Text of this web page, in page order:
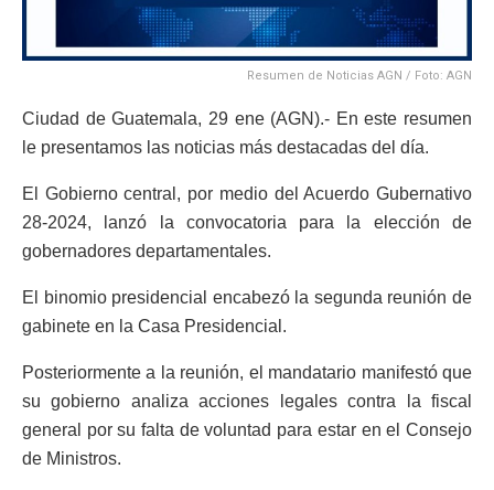
Resumen de Noticias AGN / Foto: AGN
Ciudad de Guatemala, 29 ene (AGN).- En este resumen
le presentamos las noticias más destacadas del día.
El Gobierno central, por medio del Acuerdo Gubernativo
28-2024, lanzó la convocatoria para la elección de
gobernadores departamentales.
El binomio presidencial encabezó la segunda reunión de
gabinete en la Casa Presidencial.
Posteriormente a la reunión, el mandatario manifestó que
su gobierno analiza acciones legales contra la fiscal
general por su falta de voluntad para estar en el Consejo
de Ministros.